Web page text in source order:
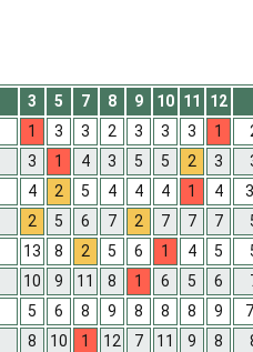
3 5 7 8 9 10 11
12
1 3 3 2 3 3 3 1
3 1 4 3 5 5 2 3
4 2 5 4 4 4 1 4
2 5 6 7 2 7 7 7
13 8 2 5 6 1 4 5
10 9 11 8 1 6 5 6
5 6 8 9 8 8 8 9
8 10 1 12 7 11 9 8